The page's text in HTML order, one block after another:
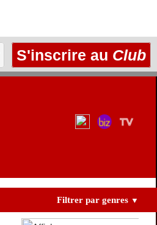
S'inscrire au Club
Filtrer par genres ▼